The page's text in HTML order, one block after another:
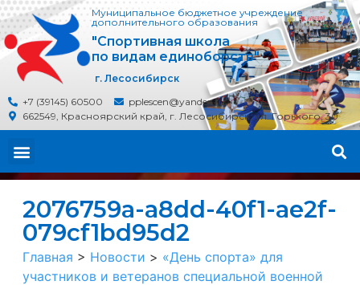
Муниципальное бюджетное учреждение
дополнительного образования
"Спортивная школа
по видам единоборств"
г. Лесосибирск
+7 (39145) 60500
pplescen@yandex.ru
662549, Красноярский край, г. Лесосибирск, ул. Горького, 30
2076759a-a8dd-40f1-ae2f-
079cf1bd95d2
Главная > Новости > «День спорта» для
участников и ветеранов специальной военной